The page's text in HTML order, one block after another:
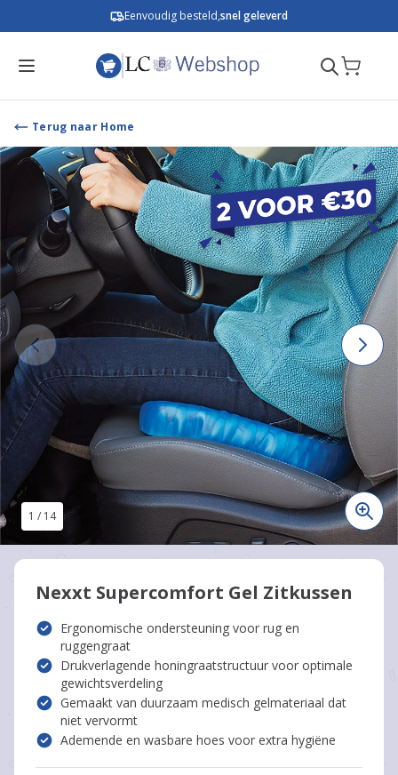
Eenvoudig besteld,snel geleverd
Terug naar Home
1 / 14
Nexxt Supercomfort Gel Zitkussen
Ergonomische ondersteuning voor rug en
ruggengraat
Drukverlagende honingraatstructuur voor optimale
gewichtsverdeling
Gemaakt van duurzaam medisch gelmateriaal dat
niet vervormt
Ademende en wasbare hoes voor extra hygiëne